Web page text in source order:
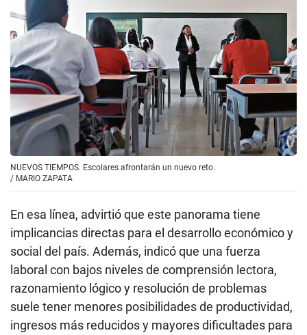
NUEVOS TIEMPOS. Escolares afrontarán un nuevo reto.
/ MARIO ZAPATA
En esa línea, advirtió que este panorama tiene
implicancias directas para el desarrollo económico y
social del país. Además, indicó que una fuerza
laboral con bajos niveles de comprensión lectora,
razonamiento lógico y resolución de problemas
suele tener menores posibilidades de productividad,
ingresos más reducidos y mayores dificultades para